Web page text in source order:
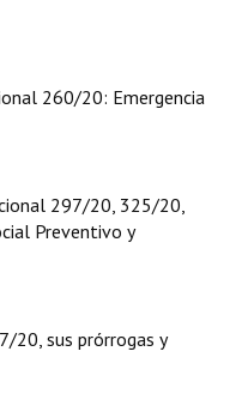
260/20: Emergencia
297/20, 325/20,
Preventivo y
20, sus prórrogas y